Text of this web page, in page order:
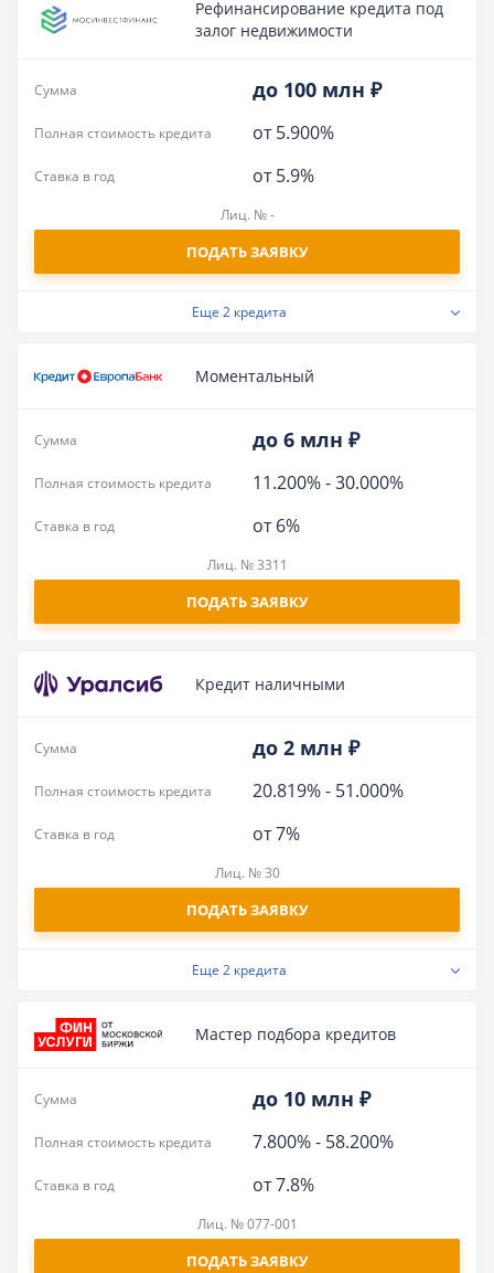
Рефинансирование кредита под
залог недвижимости
до 100 млн ₽
Сумма
от 5.900%
Полная стоимость кредита
от 5.9%
Ставка в год
Лиц. № -
ПОДАТЬ ЗАЯВКУ
Еще 2 кредита
Моментальный
до 6 млн ₽
Сумма
11.200%-30.000%
Полная стоимость кредита
от 6%
Ставка в год
Лиц. № 3311
ПОДАТЬ ЗАЯВКУ
Кредит наличными
до 2 млн ₽
Сумма
20.819%- 51.000%
Полная стоимость кредита
от 7%
Ставка в год
Лиц. № 30
ПОДАТЬ ЗАЯВКУ
Еще 2 кредита
Мастер подбора кредитов
до 10 млн ₽
Сумма
7.800%- 58.200%
Полная стоимость кредита
от 7.8%
Ставка в год
Лиц. № 077-001
ПОДАТЬ ЗАЯВКУ